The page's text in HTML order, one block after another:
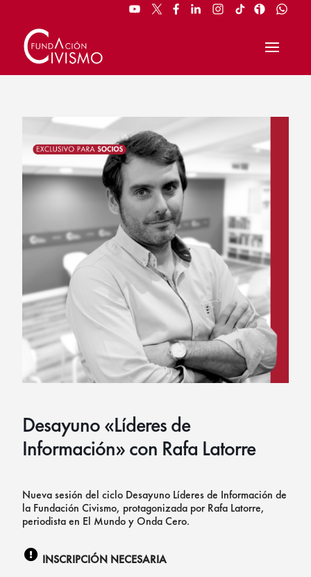
Desayuno «Líderes de
Información» con Rafa Latorre
Nueva sesión del ciclo Desayuno Líderes de Información de
la Fundación Civismo, protagonizada por Rafa Latorre,
periodista en El Mundo y Onda Cero.
INSCRIPCIÓN NECESARIA